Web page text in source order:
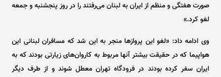
صورت هفتگی و منظم از ایران به لبنان می‌رفتند را در روز پنجشنبه و جمعه
لغو کرد.»
وی ادامه داد: «لغو این پرواز‌ها منجر به این شد که مسافران لبنانی این
هواپیما که در حقیقت بیشتر آنها مربوط به کاروان‌های زیارتی بودند که به
ایران سفر کرده بودند در فرودگاه تهران معطل شوند و از طرف دیگر